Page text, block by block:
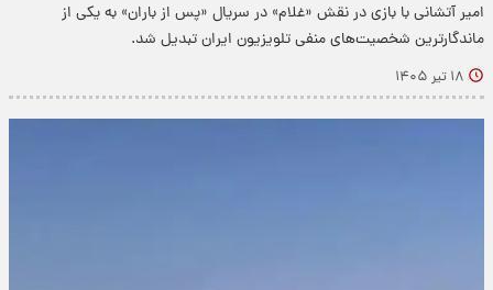
امیر آتشانی با بازی در نقش «غلام» در سریال «پس از باران» به یکی از
ماندگارترین شخصیت‌های منفی تلویزیون ایران تبدیل شد.
۱۸ تیر ۱۴۰۵